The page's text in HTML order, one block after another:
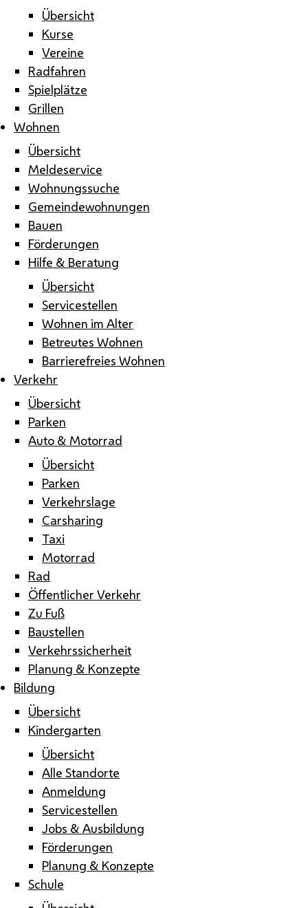
Übersicht
Kurse
Vereine
Radfahren
Spielplätze
Grillen
Wohnen
Übersicht
Meldeservice
Wohnungssuche
Gemeindewohnungen
Bauen
Förderungen
Hilfe & Beratung
Übersicht
Servicestellen
Wohnen im Alter
Betreutes Wohnen
Barrierefreies Wohnen
Verkehr
Übersicht
Parken
Auto & Motorrad
Übersicht
Parken
Verkehrslage
Carsharing
Taxi
Motorrad
Rad
Öffentlicher Verkehr
Zu Fuß
Baustellen
Verkehrssicherheit
Planung & Konzepte
Bildung
Übersicht
Kindergarten
Übersicht
Alle Standorte
Anmeldung
Servicestellen
Jobs & Ausbildung
Förderungen
Planung & Konzepte
Schule